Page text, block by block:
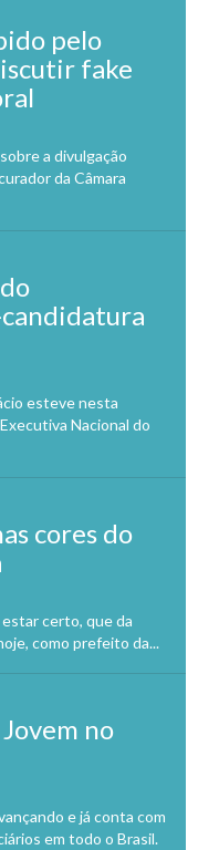
pelo
fake
a divulgação
da Câmara
esteve nesta
Nacional do
cores do
certo, que da
como prefeito da...
no
e já conta com
em todo o Brasil.